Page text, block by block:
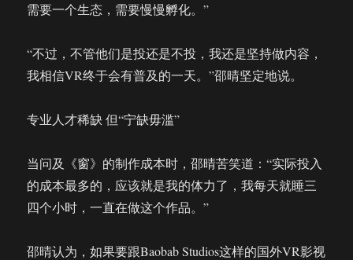
需要一个生态，需要慢慢孵化。”
“不过，不管他们是投还是不投，我还是坚持做内容，
我相信VR终于会有普及的一天。”邵晴坚定地说。
专业人才稀缺 但“宁缺毋滥”
当问及《窗》的制作成本时，邵晴苦笑道：“实际投入
的成本最多的，应该就是我的体力了，我每天就睡三
四个小时，一直在做这个作品。”
邵晴认为，如果要跟Baobab Studios这样的国外VR影视